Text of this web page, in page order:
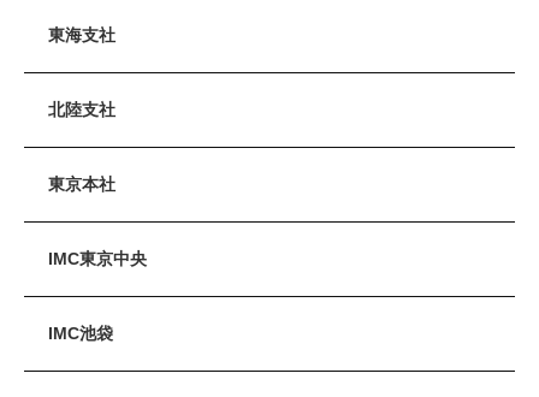
東海支社
北陸支社
東京本社
IMC東京中央
IMC池袋